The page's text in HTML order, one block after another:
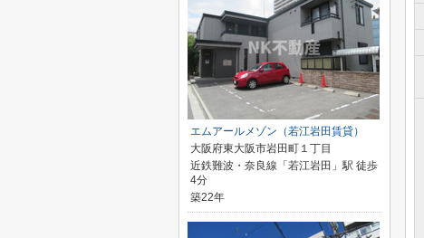
エムアールメゾン（若江岩田賃貸）
大阪府東大阪市岩田町１丁目
近鉄難波・奈良線「若江岩田」駅 徒歩
4分
築22年